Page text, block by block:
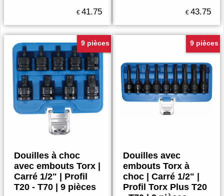
€ 41.75 € 43.75
9 pièces
Douilles à choc
avec embouts Torx |
Carré 1/2" | Profil
T20 - T70 | 9 pièces
9 pièces
Douilles avec
embouts Torx à
choc | Carré 1/2" |
Profil Torx Plus T20